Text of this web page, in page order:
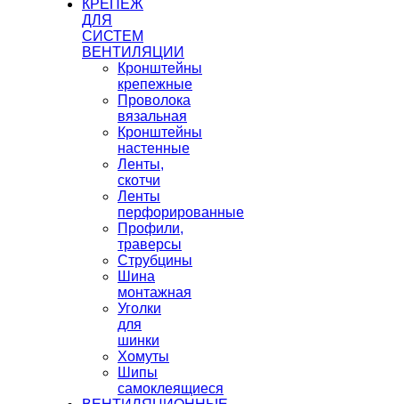
КРЕПЕЖ
ДЛЯ
СИСТЕМ
ВЕНТИЛЯЦИИ
Кронштейны
крепежные
Проволока
вязальная
Кронштейны
настенные
Ленты,
скотчи
Ленты
перфорированные
Профили,
траверсы
Струбцины
Шина
монтажная
Уголки
для
шинки
Хомуты
Шипы
самоклеящиеся